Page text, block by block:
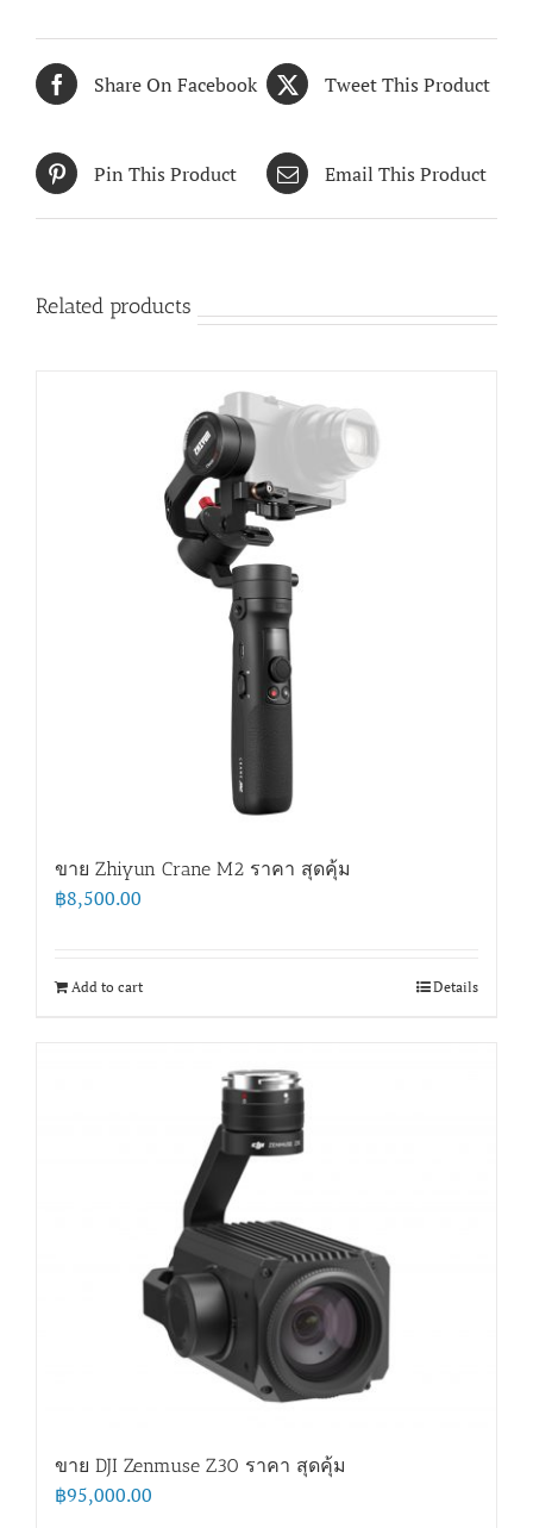
Share On Facebook Tweet This Product
Pin This Product Email This Product
Related products
ขาย Zhiyun Crane M2 ราคา สุดคุ้ม
฿8,500.00
Add to cart Details
ขาย DJI Zenmuse Z30 ราคา สุดคุ้ม
฿95,000.00